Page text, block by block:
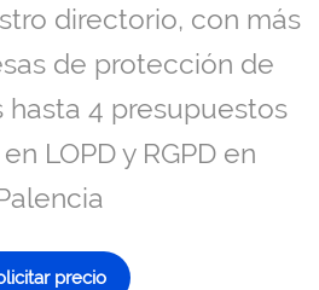
directorio, con más
de protección de
hasta 4 presupuestos
LOPD y RGPD en
precio